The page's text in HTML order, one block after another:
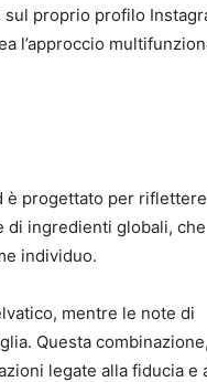
proprio profilo
l’approccio
è progettato per riflettere
di ingredienti globali, che
individuo.
mentre le note di
Questa combinazione,
legate alla fiducia e